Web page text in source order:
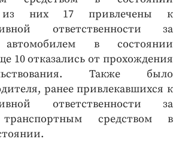
из них 17 привлечены к
ответственности за
автомобилем в состоянии
10 отказались от прохождения
Также было
ранее привлекавшихся к
ответственности за
транспортным средством в